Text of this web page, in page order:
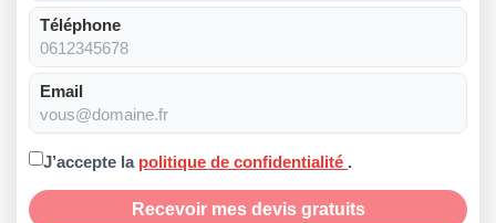
Téléphone
Email
J’accepte la politique de confidentialité .
Recevoir mes devis gratuits